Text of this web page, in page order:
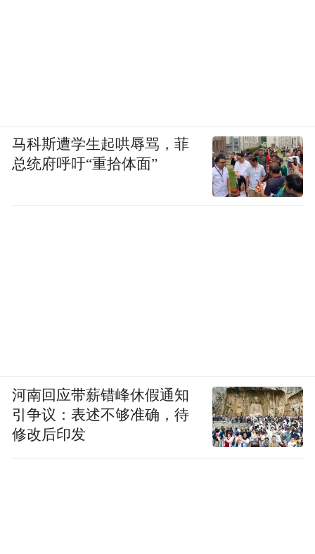
马科斯遭学生起哄辱骂，菲
总统府呼吁“重拾体面”
河南回应带薪错峰休假通知
引争议：表述不够准确，待
修改后印发